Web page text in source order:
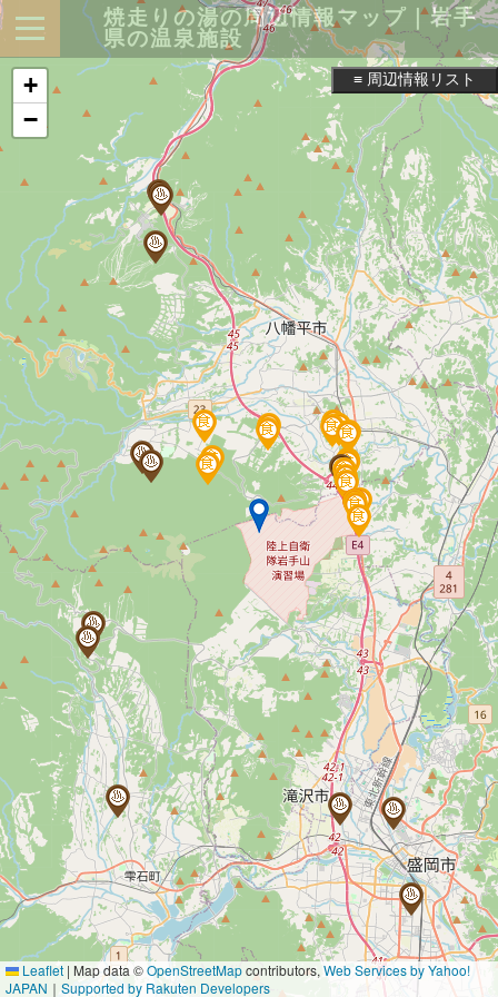
焼走りの湯の周辺情報マップ｜岩手
県の温泉施設
≡ 周辺情報リスト
+
−
Leaflet | Map data ©OpenStreetMapcontributors, Web Services by Yahoo!
JAPAN ｜ Supported by Rakuten Developers